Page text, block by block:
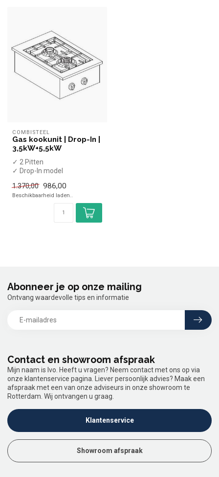
COMBISTEEL
Gas kookunit | Drop-In |
3,5kW+5,5kW
✓ 2 Pitten
✓ Drop-In model
✓ Aardgas
1.370,00 986,00
Beschikbaarheid laden..
Contact en showroom afspraak
Mijn naam is Ivo. Heeft u vragen? Neem contact met ons op via
onze klantenservice pagina. Liever persoonlijk advies? Maak een
afspraak met een van onze adviseurs in onze showroom te
Rotterdam. Wij ontvangen u graag.
Klantenservice
Showroom afspraak
Abonneer je op onze mailing
Ontvang waardevolle tips en informatie